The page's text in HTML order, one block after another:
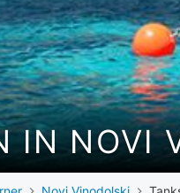
IN NOVI